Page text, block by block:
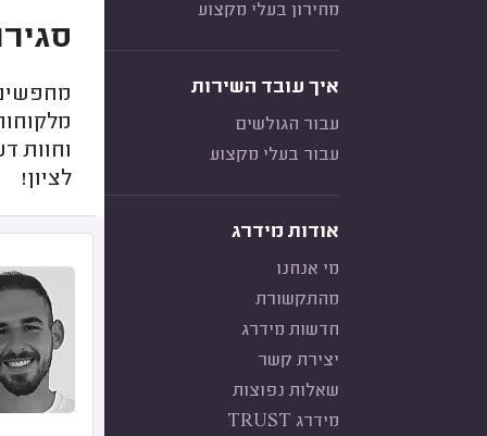
מחירון בעלי מקצוע
איך עובד השירות
עבור הגולשים
עבור בעלי מקצוע
אודות מידרג
מי אנחנו
מהתקשורת
חדשות מידרג
יצירת קשר
שאלות נפוצות
מידרג TRUST
וחוות
לציון!